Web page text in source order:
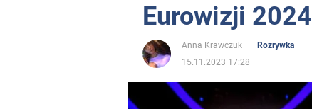
Eurowizji 2024
Anna Krawczuk
Rozrywka
15.11.2023 17:28